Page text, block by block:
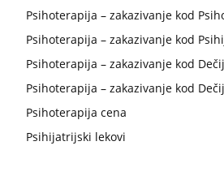
Psihoterapija – zakazivanje kod
Psihoterapija – zakazivanje kod
Psihoterapija – zakazivanje kod
Psihoterapija – zakazivanje kod
Psihoterapija cena
Psihijatrijski lekovi